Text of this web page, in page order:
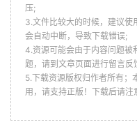
压;
3.文件比较大的时候，建议使
会自动中断，导致下载错误;
4.资源可能会由于内容问题被
题，请到文章页面进行留言反
5.下载资源版权归作者所有；
用，请支持正版！下载后请注